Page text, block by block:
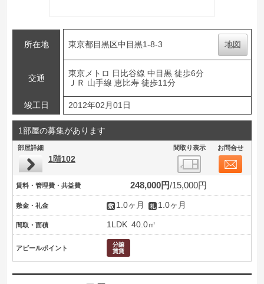
所在地 東京都目黒区中目黒1-8-3 地図
交通
東京メトロ 日比谷線 中目黒 徒歩6分
ＪＲ 山手線 恵比寿 徒歩11分
竣工日 2012年02月01日
1部屋の募集があります
部屋詳細 間取り表示 お問合せ
1階102
賃料・管理費・共益費 248,000円 15,000円
敷金・礼金 1.0ヶ月 1.0ヶ月
間取・面積 1LDK 40.0㎡
アピールポイント